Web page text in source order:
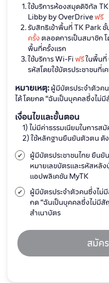
ใช้บริการห้องสมุดดิจิทัล
Libby by OverDriveฟรี
รับสิทธิเข้าพื้นที่ TK Park
ครั้ง ตลอดการเป็นสมาชิก
พื้นที่ครั้งแรก
ใช้บริการ Wi-Fiฟรีในพื้นที่
รหัสโดยใช้บัตรประชาชนที่
หมายเหตุ:ผู้มีบัตรประจำตัวค
ได้ โดยกด “ฉันเป็นบุคคลซึ่งไม่
เงื่อนไขและขั้นตอน
1) ไม่มีค่าธรรมเนียมในการส
2) ใช้หลักฐานยืนยันตัวตน ดั
ผู้มีบัตรประชาชนไทย ยืน
หมายเลขบัตรและรหัสหลัง
แอปพลิเคชัน MyTK
ผู้มีบัตรประจำตัวคนซึ่งไม่
กด “ฉันเป็นบุคคลซึ่งไม่มี
สำเนาบัตร
สมัค